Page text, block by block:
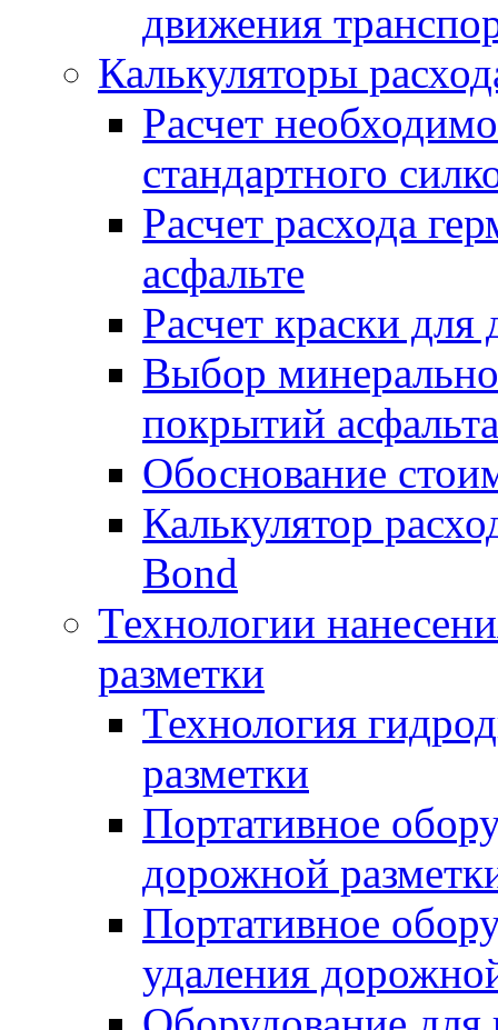
движения
Калькуляторы
Расчет
стандартного
Расчет расхода
асфальте
Расчет краски
Выбор
покрытий асфальта
Обоснование
Калькулятор
Bond
Технологии
разметки
Технология
разметки
Портативное
дорожной
Портативное
удаления